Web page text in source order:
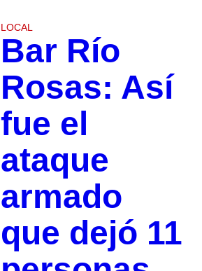
LOCAL
Bar Río
Rosas: Así
fue el
ataque
armado
que dejó 11